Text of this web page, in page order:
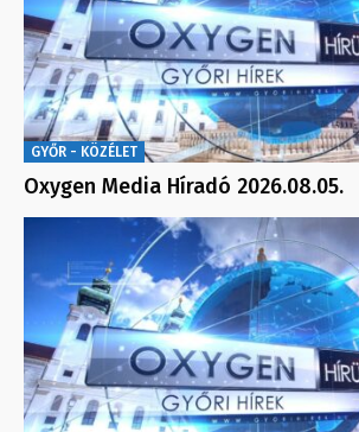
GYŐR - KÖZÉLET
Oxygen Media Híradó 2026.08.05.